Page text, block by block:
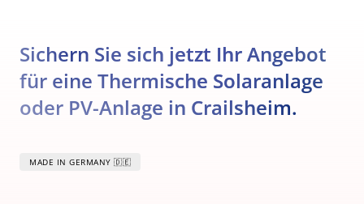
Sichern Sie sich jetzt Ihr Angebot
für eine Thermische Solaranlage
oder PV-Anlage in Crailsheim.
MADE IN GERMANY 🇩🇪